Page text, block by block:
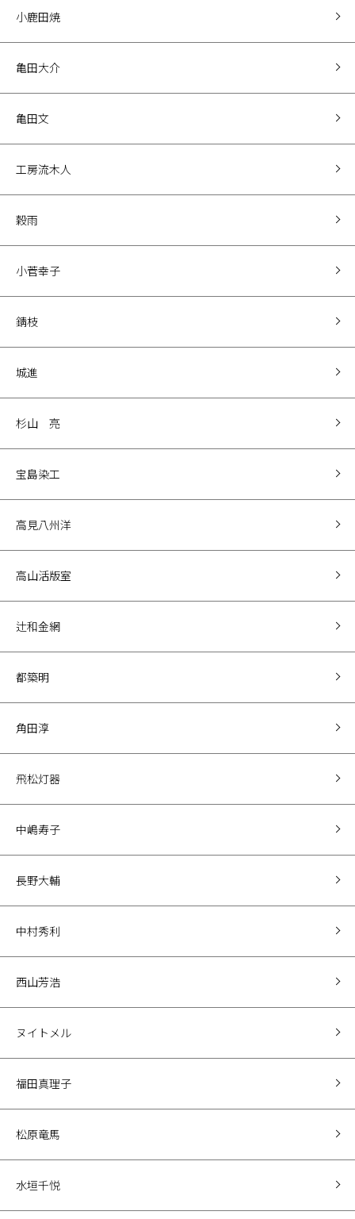
小鹿田焼
亀田大介
亀田文
工房流木人
穀雨
小菅幸子
錆枝
城進
杉山 亮
宝島染工
高見八州洋
高山活版室
辻和金網
都築明
角田淳
飛松灯器
中嶋寿子
長野大輔
中村秀利
西山芳浩
ヌイトメル
福田真理子
松原竜馬
水垣千悦